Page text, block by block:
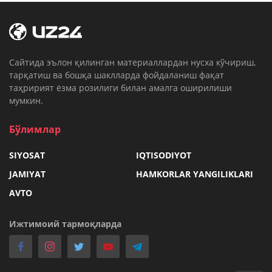
Cайтида эълон қилинган материаллардан нусха кўчириш,
тарқатиш ва бошқа шаклларда фойдаланиш фақат
таҳририят ёзма розилиги билан амалга оширилиши
мумкин.
Бўлимлар
SIYOSAT
IQTISODIYOT
JAMIYAT
HAMKORLAR YANGILIKLARI
AVTO
Ижтимоий тармоқларда